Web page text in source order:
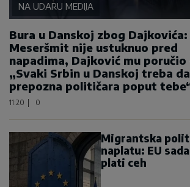
NA UDARU MEDIJA
Bura u Danskoj zbog Dajkovića:
Meseršmit nije ustuknuo pred
napadima, Dajković mu poručio
„Svaki Srbin u Danskoj treba da
prepozna političara poput
11:20 0
Migrantska
naplatu: EU
plati ceh